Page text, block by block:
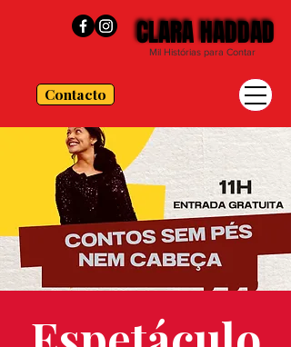
Contacto
CLARA HADDAD
CLARA HADDAD
Mil Histórias para Contar